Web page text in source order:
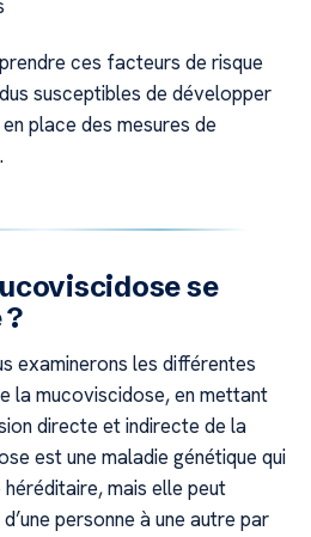
ces facteurs de risque
susceptibles de développer
place des mesures de
se
examinerons les différentes
la mucoviscidose, en mettant
directe et indirecte de la
est une maladie génétique qui
mais elle peut
personne à une autre par